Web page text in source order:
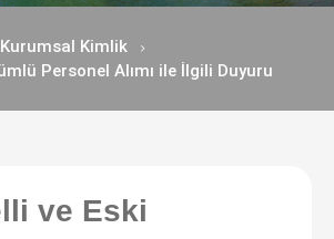
Kurumsal Kimlik
Personel Alımı ile İlgili Duyuru
ve Eski